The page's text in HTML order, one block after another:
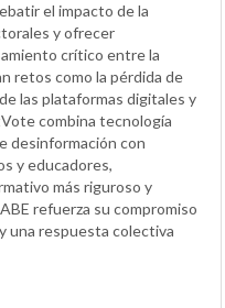
el impacto de la
y ofrecer
crítico entre la
retos como la pérdida de
las plataformas digitales y
combina tecnología
desinformación con
y educadores,
más riguroso y
refuerza su compromiso
una respuesta colectiva